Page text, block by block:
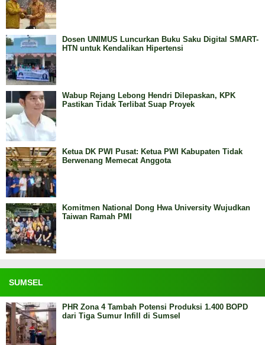
Dosen UNIMUS Luncurkan Buku Saku Digital SMART-
HTN untuk Kendalikan Hipertensi
Wabup Rejang Lebong Hendri Dilepaskan, KPK
Pastikan Tidak Terlibat Suap Proyek
Ketua DK PWI Pusat: Ketua PWI Kabupaten Tidak
Berwenang Memecat Anggota
Komitmen National Dong Hwa University Wujudkan
Taiwan Ramah PMI
SUMSEL
PHR Zona 4 Tambah Potensi Produksi 1.400 BOPD
dari Tiga Sumur Infill di Sumsel